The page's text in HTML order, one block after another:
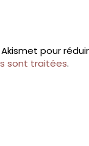
pour
sont traitées.